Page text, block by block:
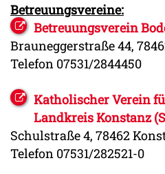
Betreuungsvereine:
Betreuungsverein
Brauneggerstraße 44,
Telefon 07531/2844450
Katholischer Verein
Landkreis Konstanz
Schulstraße 4, 78462
Telefon 07531/282521-0